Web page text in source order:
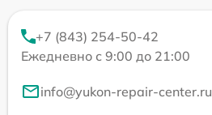
+7 (843) 254-50-42
Ежедневно с 9:00 до 21:00
info@yukon-repair-center.ru